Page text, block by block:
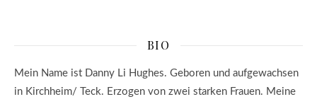
BIO
Mein Name ist Danny Li Hughes. Geboren und aufgewachsen
in Kirchheim/ Teck. Erzogen von zwei starken Frauen. Meine